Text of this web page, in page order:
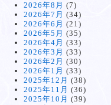
2026年8月 (7)
2026年7月 (34)
2026年6月 (21)
2026年5月 (35)
2026年4月 (33)
2026年3月 (33)
2026年2月 (30)
2026年1月 (33)
2025年12月 (38)
2025年11月 (36)
2025年10月 (39)